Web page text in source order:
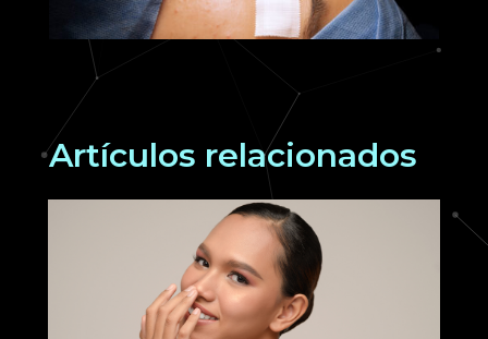
Artículos relacionados